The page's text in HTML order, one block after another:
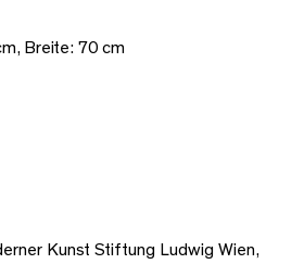
Breite: 70 cm
Kunst Stiftung Ludwig Wien,